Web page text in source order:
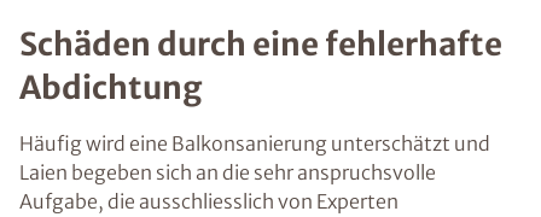
Schäden durch eine fehlerhafte
Abdichtung
Häufig wird eine Balkonsanierung unterschätzt und
Laien begeben sich an die sehr anspruchsvolle
Aufgabe, die ausschliesslich von Experten